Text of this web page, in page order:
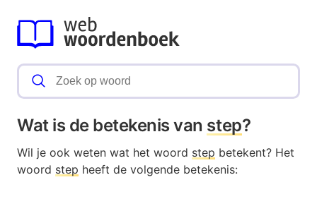
Wat is de betekenis van step?
Wil je ook weten wat het woord step betekent? Het
woord step heeft de volgende betekenis: